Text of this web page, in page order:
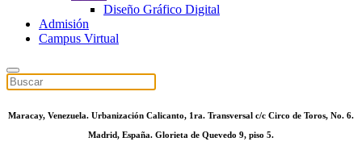
Diseño Gráfico Digital
Admisión
Campus Virtual
Maracay, Venezuela. Urbanización Calicanto, 1ra. Transversal c/c Circo de Toros, No. 6.
Madrid, España. Glorieta de Quevedo 9, piso 5.